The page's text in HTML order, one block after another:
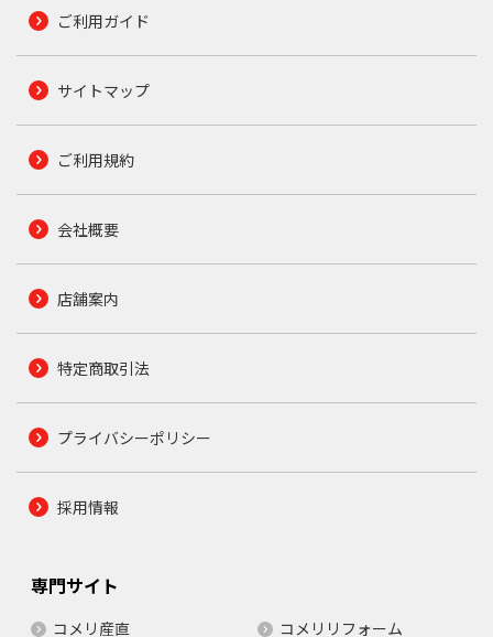
ご利用ガイド
サイトマップ
ご利用規約
会社概要
店舗案内
特定商取引法
プライバシーポリシー
採用情報
専門サイト
コメリ産直 コメリリフォーム